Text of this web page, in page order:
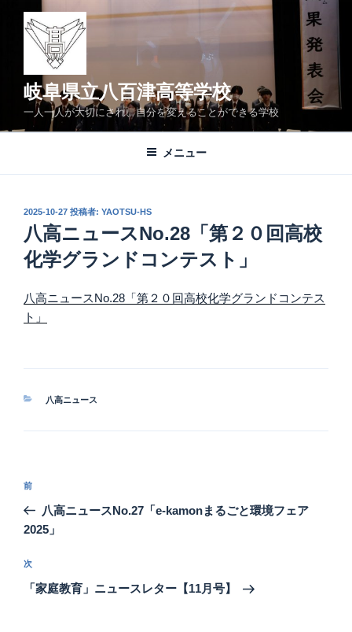
プ
岐阜県立八百津高等学校
一人一人が大切にされ、自分を変えることができる学校
メニュー
投
稿
日:
2025-10-27 投稿者: YAOTSU-HS
八高ニュースNo.28「第２０回高校
化学グランドコンテスト」
八高ニュースNo.28「第２０回高校化学グランドコンテス
ト」
カ
八高ニュース
投
ナ
ゲ
ー
前
の
投
前
八高ニュースNo.27「e-kamonまるごと環境フェア
2025」
次
の
次
「家庭教育」ニュースレター【11月号】